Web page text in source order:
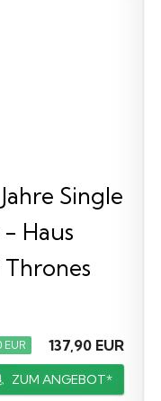
Single
Haus
EUR 137,90 EUR
ZUM ANGEBOT*